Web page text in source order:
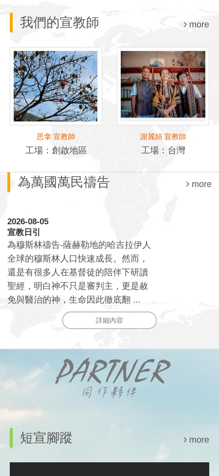
我們的宣教師 more
思拿 宣教師
工場：創啟地區
謝麗娟 宣教師
工場：台灣
為萬國萬民禱告 more
2026-08-05
宣教日引
為穆斯林禱告-薩赫勒地的哈吉拉伊人
全球的穆斯林人口快速成長。然而，
還是有很多人在基督徒的陪伴下研讀
聖經，明白神不只是審判主，更是赦
免與醫治的神，生命因此徹底翻 ...
詳細內容
短宣腳蹤 more